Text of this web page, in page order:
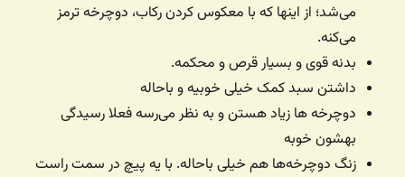
می‌شد؛ از اینها که با معکوس کردن رکاب، دوچرخه ترمز
می‌کنه.
بدنه قوی و بسیار قرص و محکمه.
داشتن سبد کمک خیلی خوبیه و باحاله
دوچرخه ها زیاد هستن و به نظر می‌رسه فعلا رسیدگی
بهشون خوبه
زنگ دوچرخه‌ها هم خیلی باحاله. با یه پیچ در سمت راست